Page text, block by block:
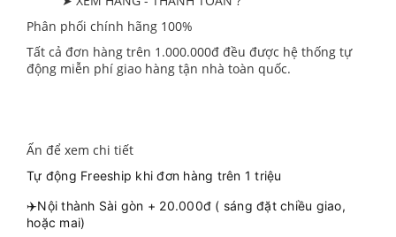
Phân phối chính hãng 100%
Tất cả đơn hàng trên 1.000.000đ đều được hệ thống tự
động miễn phí giao hàng tận nhà toàn quốc.
Ấn để xem chi tiết
Tự động Freeship khi đơn hàng trên 1 triệu
✈️Nội thành Sài gòn + 20.000đ ( sáng đặt chiều giao,
hoặc mai)